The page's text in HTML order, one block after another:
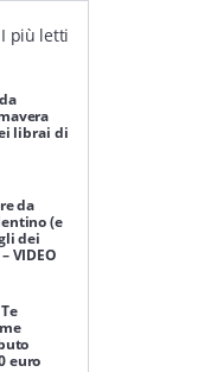
I più letti
librai di
da
(e
dei
VIDEO
euro